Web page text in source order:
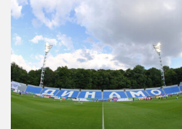
22:05, 6.08.2026